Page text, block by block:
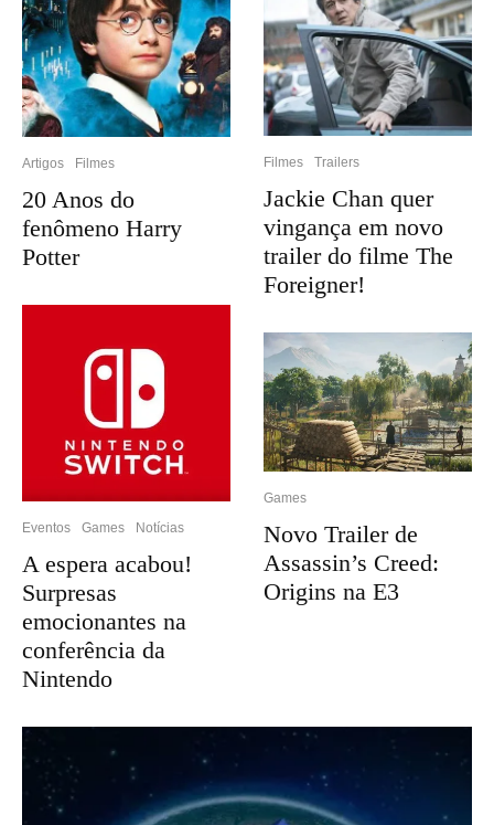
Artigos Filmes
20 Anos do
fenômeno Harry
Potter
Eventos Games Notícias
A espera acabou!
Surpresas
emocionantes na
conferência da
Nintendo
Filmes Trailers
Jackie Chan quer
vingança em novo
trailer do filme The
Foreigner!
Games
Novo Trailer de
Assassin’s Creed:
Origins na E3